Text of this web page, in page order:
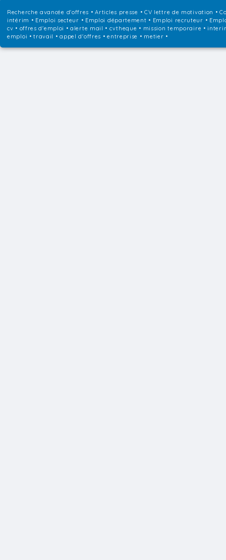
Recherche avancée d'offres •Articles presse • CV lettre de motivation •
intérim • Emploi secteur • Emploi département • Emploi recruteur •
cv • offres d'emploi • alerte mail • cvtheque • mission temporaire •
emploi • travail • appel d'offres • entreprise • metier •